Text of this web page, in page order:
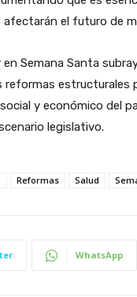
el futuro de
Semana Santa
reformas
y económico del
legislativo.
Reformas Salud
WhatsApp